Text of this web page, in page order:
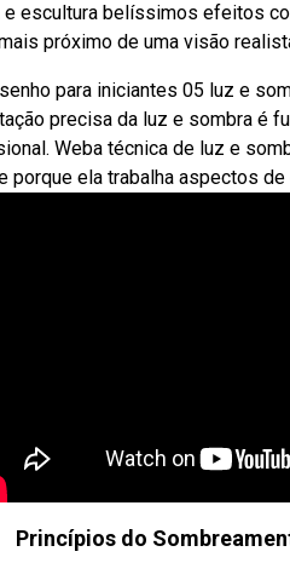
e escultura belíssimos efeitos
próximo de uma visão
para iniciantes 05 luz e
precisa da luz e sombra é
Weba técnica de luz e
porque ela trabalha aspectos de
Princípios do